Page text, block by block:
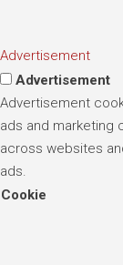
Advertisement
Advertisement
Advertisement
ads and marketing
across websites
ads.
Cookie